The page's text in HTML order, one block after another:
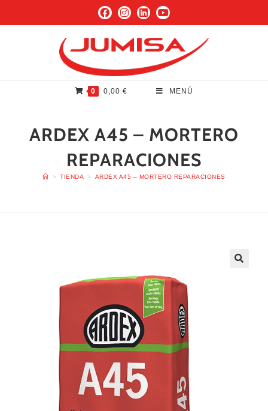
0 0,00 € MENÚ
ARDEX A45 – MORTERO
REPARACIONES
> TIENDA > ARDEX A45 – MORTERO REPARACIONES